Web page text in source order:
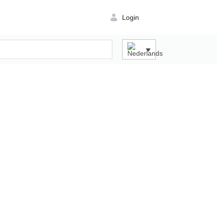
Login